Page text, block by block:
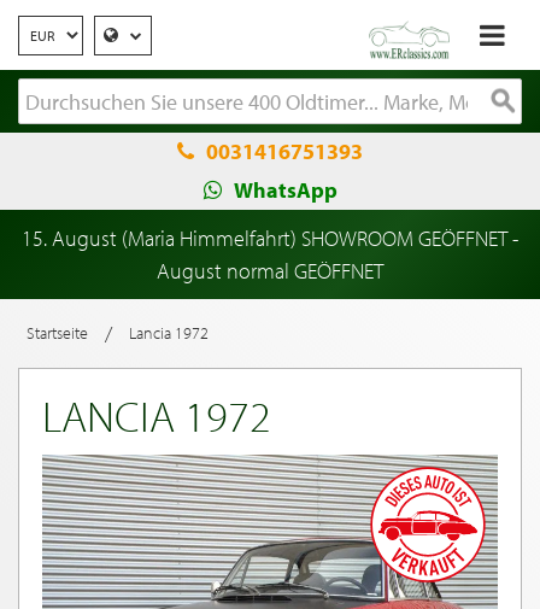
0031416751393
WhatsApp
15. August (Maria Himmelfahrt) SHOWROOM GEÖFFNET -
August normal GEÖFFNET
Startseite / Lancia 1972
LANCIA 1972